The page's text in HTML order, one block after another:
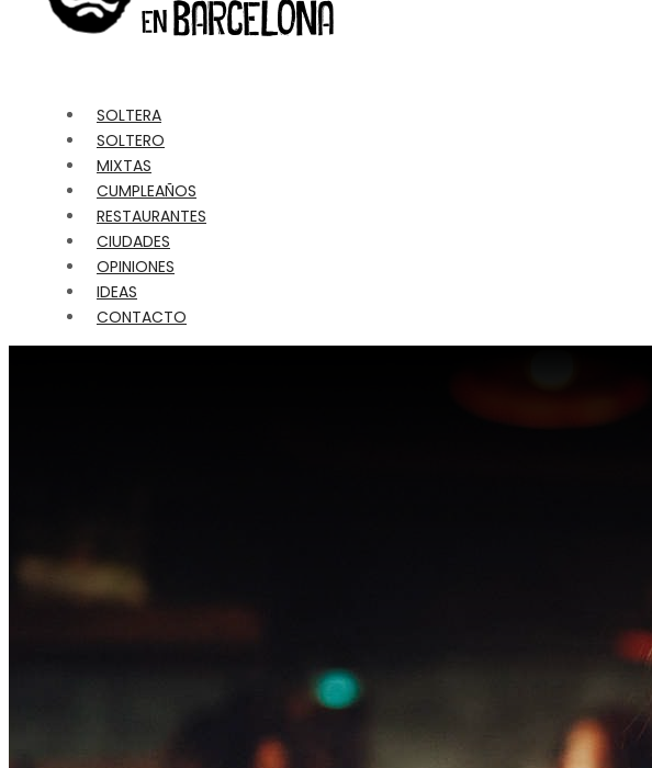
SOLTERA
SOLTERO
MIXTAS
CUMPLEAÑOS
RESTAURANTES
CIUDADES
OPINIONES
IDEAS
CONTACTO